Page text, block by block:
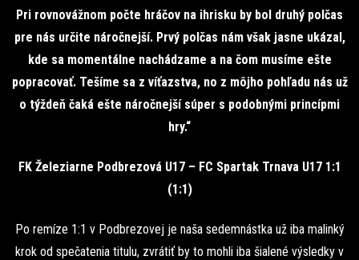
Pri rovnovážnom počte hráčov na ihrisku by bol druhý polčas
pre nás určite náročnejší. Prvý polčas nám však jasne ukázal,
kde sa momentálne nachádzame a na čom musíme ešte
popracovať. Tešíme sa z víťazstva, no z môjho pohľadu nás už
o týždeň čaká ešte náročnejší súper s podobnými princípmi
hry.“
FK Železiarne Podbrezová U17 – FC Spartak Trnava U17 1:1
(1:1)
Po remíze 1:1 v Podbrezovej je naša sedemnástka už iba malinký
krok od spečatenia titulu, zvrátiť by to mohli iba šialené výsledky v